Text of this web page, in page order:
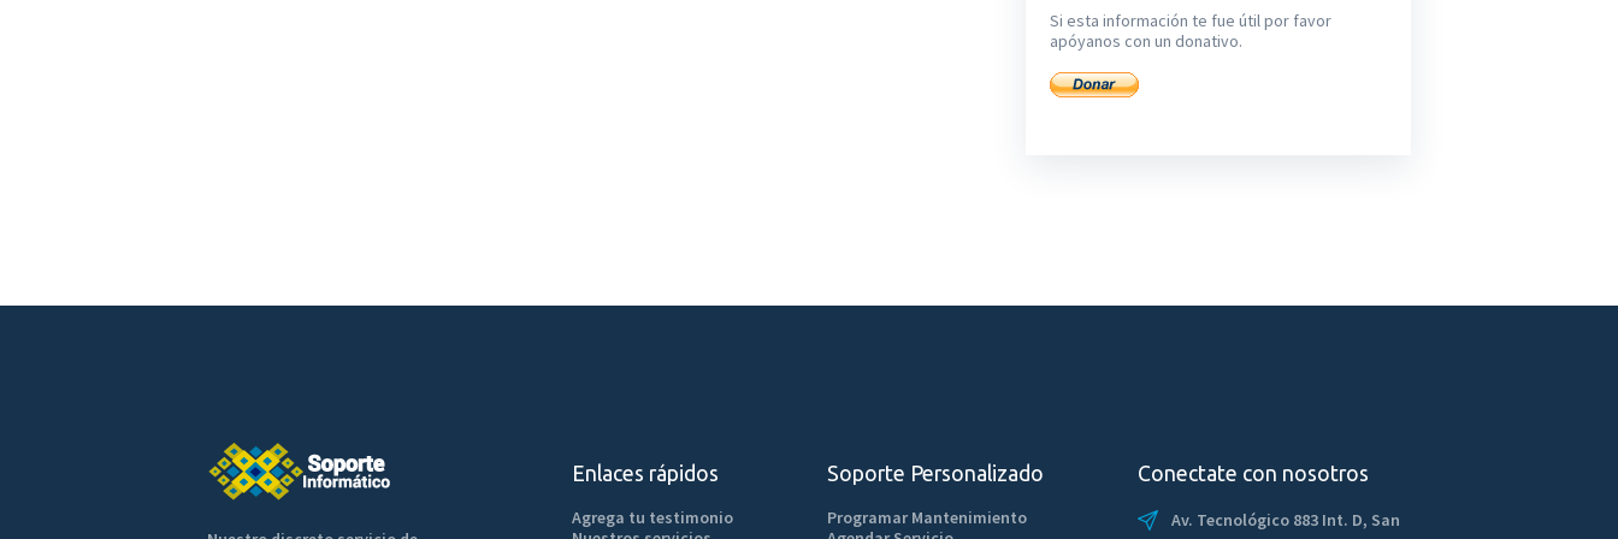
Si esta información te fue útil por favor
apóyanos con un donativo.
Enlaces rápidos
Agrega tu testimonio
Soporte Personalizado
Programar Mantenimiento
Conectate con nosotros
Av. Tecnológico 883 Int. D, San